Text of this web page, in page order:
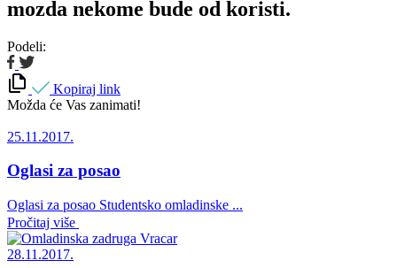
mozda nekome bude od koristi.
Podeli:
Kopiraj link
Možda će Vas zanimati!
25.11.2017.
Oglasi za posao
Oglasi za posao Studentsko omladinske ...
Pročitaj više
28.11.2017.